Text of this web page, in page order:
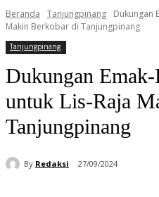
Beranda Tanjungpinang
Dukungan
Makin Berkobar di Tanjungpinang
Tanjungpinang
Dukungan
untuk Lis-Raja
Tanjungpinang
By Redaksi 27/09/2024